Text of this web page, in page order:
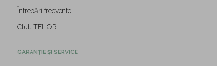
Întrebări frecvente
Club TEILOR
GARANȚIE ȘI SERVICE